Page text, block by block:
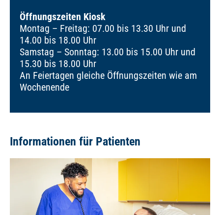
Öffnungszeiten Kiosk
Montag – Freitag: 07.00 bis 13.30 Uhr und
14.00 bis 18.00 Uhr
Samstag – Sonntag: 13.00 bis 15.00 Uhr und
15.30 bis 18.00 Uhr
An Feiertagen gleiche Öffnungszeiten wie am
Wochenende
Informationen für Patienten